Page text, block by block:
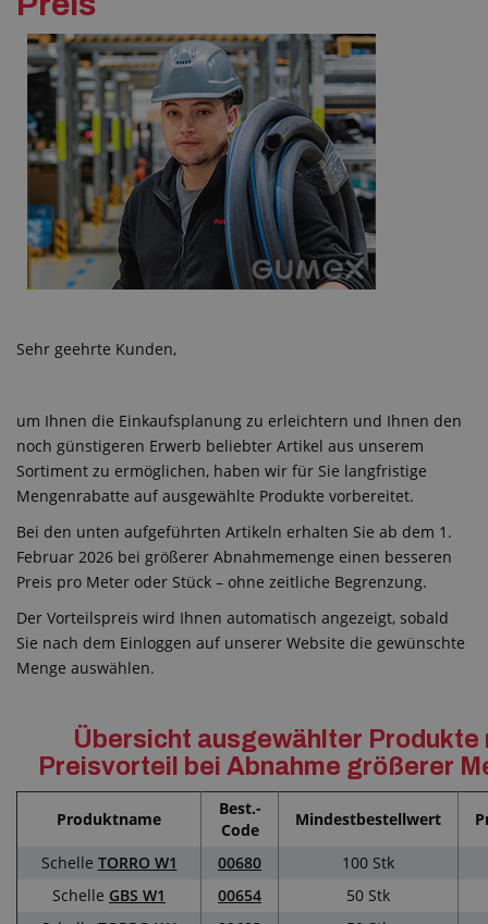
Sehr geehrte Kunden,
um Ihnen die Einkaufsplanung zu erleichtern und Ihnen den
noch günstigeren Erwerb beliebter Artikel aus unserem
Sortiment zu ermöglichen, haben wir für Sie langfristige
Mengenrabatte auf ausgewählte Produkte vorbereitet.
Bei den unten aufgeführten Artikeln erhalten Sie ab dem 1.
Februar 2026 bei größerer Abnahmemenge einen besseren
Preis pro Meter oder Stück – ohne zeitliche Begrenzung.
Der Vorteilspreis wird Ihnen automatisch angezeigt, sobald
Sie nach dem Einloggen auf unserer Website die gewünschte
Menge auswählen.
Übersicht ausgewählter Produkte
Preisvorteil bei Abnahme größerer
Produktname
Best.-
Code
Mindestbestellwert
Schelle TORRO W1 00680
100 Stk
Schelle GBS W1 00654
50 Stk